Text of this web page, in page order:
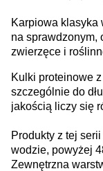
Karpiowa klasyka
na sprawdzonym,
zwierzęce i
Kulki proteinowe
szczególnie do
jakością liczy się
Produkty z tej
wodzie, powyżej
Zewnętrzna